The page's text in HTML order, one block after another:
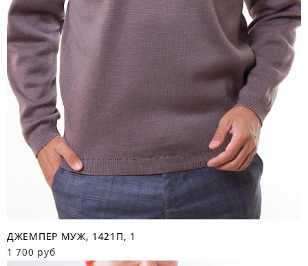
ДЖЕМПЕР МУЖ, 1421П, 1
1 700 руб